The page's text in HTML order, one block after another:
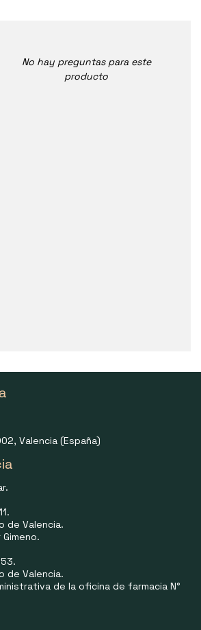
pregunta
No hay preguntas para este
producto
Valencia (España)
de Valencia.
de Valencia.
de la oficina de farmacia N°